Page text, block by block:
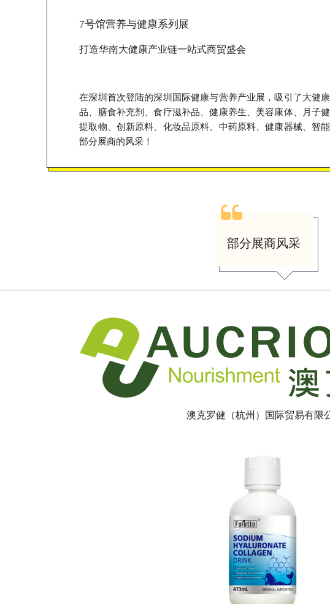
7号馆营养与健康系列展
打造华南大健康产业链一站式商贸盛会
在深圳首次登陆的深圳国际健康与营养产业展，吸引了大健
品、膳食补充剂、食疗滋补品、健康养生、美容康体、月子
提取物、创新原料、化妆品原料、中药原料、健康器械、智
部分展商的风采！
部分展商风采
澳克罗健（杭州）国际贸易有限